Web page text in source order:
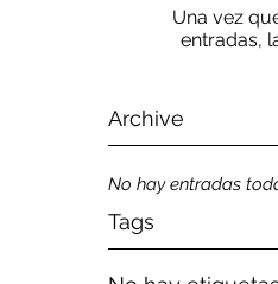
Una vez
entradas,
Archive
No hay entradas
Tags